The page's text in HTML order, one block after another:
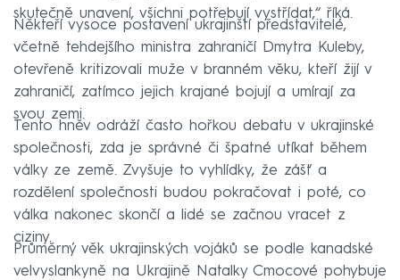
skutečně unavení, všichni potřebují vystřídat,“ říká.
Někteří vysoce postavení ukrajinští představitelé,
včetně tehdejšího ministra zahraničí Dmytra Kuleby,
otevřeně kritizovali muže v branném věku, kteří žijí v
zahraničí, zatímco jejich krajané bojují a umírají za
svou zemi.
Tento hněv odráží často hořkou debatu v ukrajinské
společnosti, zda je správné či špatné utíkat během
války ze země. Zvyšuje to vyhlídky, že zášť a
rozdělení společnosti budou pokračovat i poté, co
válka nakonec skončí a lidé se začnou vracet z
ciziny.
Průměrný věk ukrajinských vojáků se podle kanadské
velvyslankyně na Ukrajině Natalky Cmocové pohybuje